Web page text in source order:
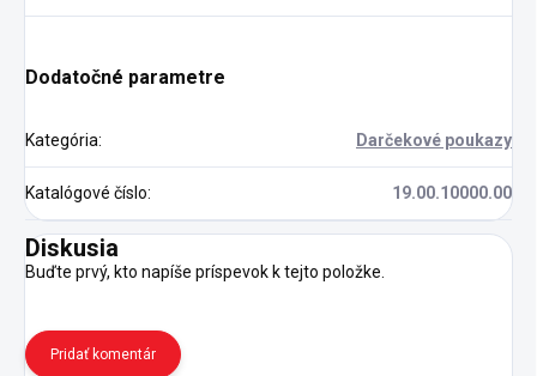
Dodatočné parametre
Kategória: Darčekové poukazy
Katalógové číslo: 19.00.10000.00
Diskusia
Buďte prvý, kto napíše príspevok k tejto položke.
Pridať komentár